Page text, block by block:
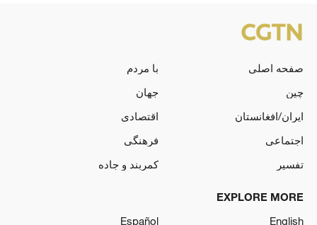
صفحه اصلی
با مردم
چین
جهان
ایران/افغانستان
اقتصادی
اجتماعی
فرهنگی
تفسیر
کمربند و جاده
EXPLORE MORE
English
Español